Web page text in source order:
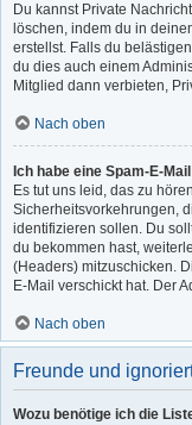
Du kannst Private
löschen, indem du in
erstellst. Falls du
du dies auch einem
Mitglied dann verbieten,
Nach oben
Ich habe eine Spam-E-
Es tut uns leid, das zu
Sicherheitsvorkehrungen,
identifizieren sollen. Du
du bekommen hast,
(Headers) mitzuschicken.
E-Mail verschickt hat. Der
Nach oben
Freunde und
Wozu benötige ich die